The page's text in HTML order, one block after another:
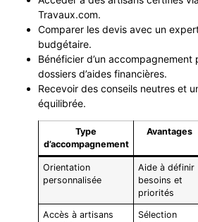
Travaux.com.
Comparer les devis avec un
budgétaire.
Bénéficier d’un
dossiers d’aides financières.
Recevoir des conseils neutres et
équilibrée.
Type
d’accompagnement
Avantages
Orientation
personnalisée
Aide à définir
besoins et
priorités
Accès à artisans
Sélection